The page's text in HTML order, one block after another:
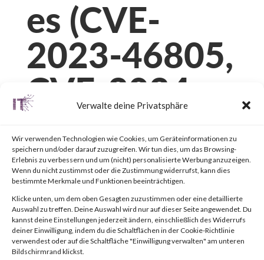
Verwalte deine Privatsphäre
Wir verwenden Technologien wie Cookies, um Geräteinformationen zu
speichern und/oder darauf zuzugreifen. Wir tun dies, um das Browsing-
Erlebnis zu verbessern und um (nicht) personalisierte Werbung anzuzeigen.
Wenn du nicht zustimmst oder die Zustimmung widerrufst, kann dies
bestimmte Merkmale und Funktionen beeinträchtigen.
Klicke unten, um dem oben Gesagten zuzustimmen oder eine detaillierte
Auswahl zu treffen. Deine Auswahl wird nur auf dieser Seite angewendet. Du
kannst deine Einstellungen jederzeit ändern, einschließlich des Widerrufs
deiner Einwilligung, indem du die Schaltflächen in der Cookie-Richtlinie
verwendest oder auf die Schaltfläche "Einwilligung verwalten" am unteren
Bildschirmrand klickst.
es (CVE-
2023-46805,
CVE-2024-
21887, CVE-
2024-21888,
CVE-2024-
21893)